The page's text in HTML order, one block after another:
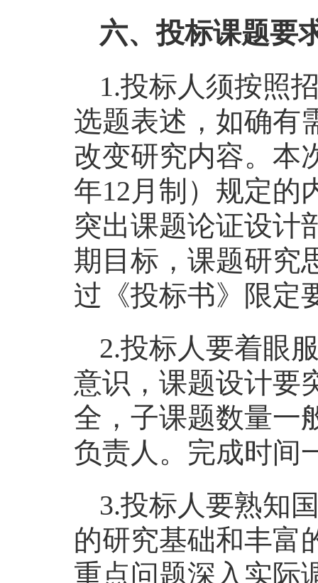
六、投标课题要
1.投标人须按照
选题表述，如确有
改变研究内容。本
年12月制）规定的
突出课题论证设计
期目标，课题研究
过《投标书》限定
2.投标人要着眼
意识，课题设计要
全，子课题数量一
负责人。完成时间
3.投标人要熟知
的研究基础和丰富
重点问题深入实际